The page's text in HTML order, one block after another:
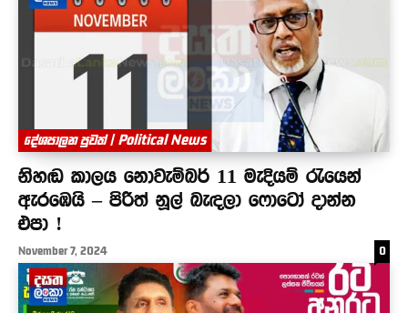
දේශපාලන පුවත් | Political News
නිහඬ කාලය නොවැම්බර් 11 මැදියම් රැයෙන්
ඇරඹෙයි – පිරිත් නූල් බැඳලා ෆොටෝ දාන්න
එපා !
November 7, 2024 0